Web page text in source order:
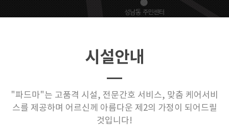
시설안내
"파드마"는 고품격 시설, 전문간호 서비스, 맞춤 케어서비
스를 제공하며 어르신께 아름다운 제2의 가정이 되어드릴
것입니다!